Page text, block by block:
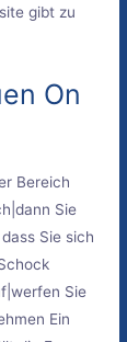
gibt zu
On
Bereich
Sie
Sie sich
Sie
Ein